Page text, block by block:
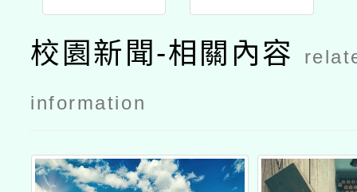
合作簡章
校園新聞-相關內容
information